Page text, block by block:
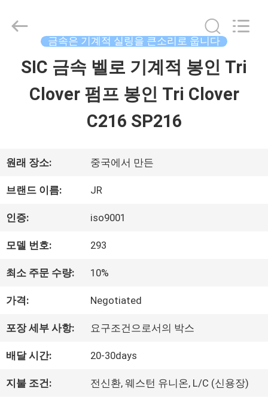
동
영
상
우
리
에
대
하
International
금속은 기계적 실링을 큰소리로 웁니다
SIC 금속 벨로 기계적 봉인 Tri
Clover 펌프 봉인 Tri Clover
C216 SP216
원래 장소: 중국에서 만든
브랜드 이름: JR
인증: iso9001
모델 번호: 293
최소 주문 수량: 10%
가격: Negotiated
포장 세부 사항: 요구조건으로서의 박스
배달 시간: 20-30days
지불 조건: 전신환, 웨스턴 유니온, L/C (신용장)